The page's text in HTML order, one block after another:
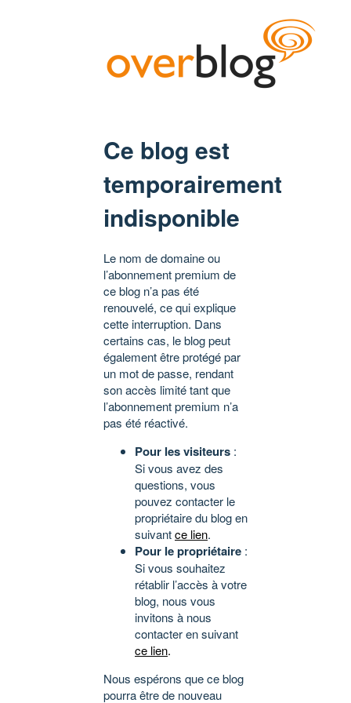
Ce blog est
temporairement
indisponible
Le nom de domaine ou
l’abonnement premium de
ce blog n’a pas été
renouvelé, ce qui explique
cette interruption. Dans
certains cas, le blog peut
également être protégé par
un mot de passe, rendant
son accès limité tant que
l’abonnement premium n’a
pas été réactivé.
Pour les visiteurs :
Si vous avez des
questions, vous
pouvez contacter le
propriétaire du blog en
suivantce lien.
Pour le propriétaire :
Si vous souhaitez
rétablir l’accès à votre
blog, nous vous
invitons à nous
contacter en suivant
ce lien.
Nous espérons que ce blog
pourra être de nouveau